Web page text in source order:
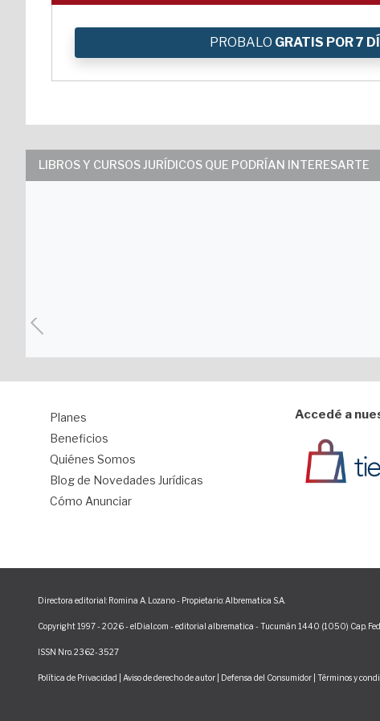
PROBALO GRATIS POR 7
LIBROS Y CURSOS JURÍDICOS QUE PODRÍAN INTERESARTE
Planes
Beneficios
Quiénes Somos
Blog de Novedades Jurídicas
Cómo Anunciar
Accedé a
Directora editorial: Romina A. Lozano - Propietario: Albrematica S.A.
Copyright 1997 - 2026 - elDial.com - editorial albrematica - Tucumán 1440 (1050) Cap.
ISSN Nro. 2362-3527
Política de Privacidad Aviso de derecho de autor Defensa del Consumidor Términos y